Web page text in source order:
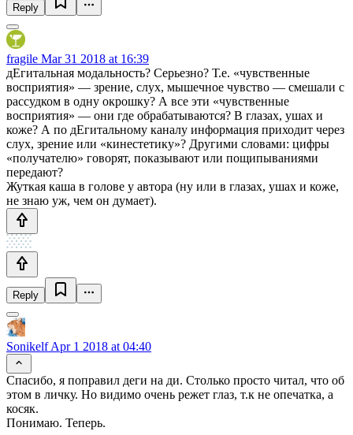
Reply
fragile Mar 31 2018 at 16:39
дЕгитальная модальность? Серьезно? Т.е. «чувственные
восприятия» — зрение, слух, мышечное чувство — смешали с
рассудком в одну окрошку? А все эти «чувственные
восприятия» — они где обрабатываются? В глазах, ушах и
коже? А по дЕгитальному каналу информация приходит через
слух, зрение или «кинестетику»? Другими словами: цифры
«получателю» говорят, показывают или пощипываниями
передают?
Жуткая каша в голове у автора (ну или в глазах, ушах и коже,
не знаю уж, чем он думает).
Reply
SonikelfApr 1 2018 at 04:40
Спасибо, я поправил деги на ди. Столько просто читал, что об
этом в личку. Но видимо очень режет глаз, т.к не опечатка, а
косяк.
Понимаю. Теперь.